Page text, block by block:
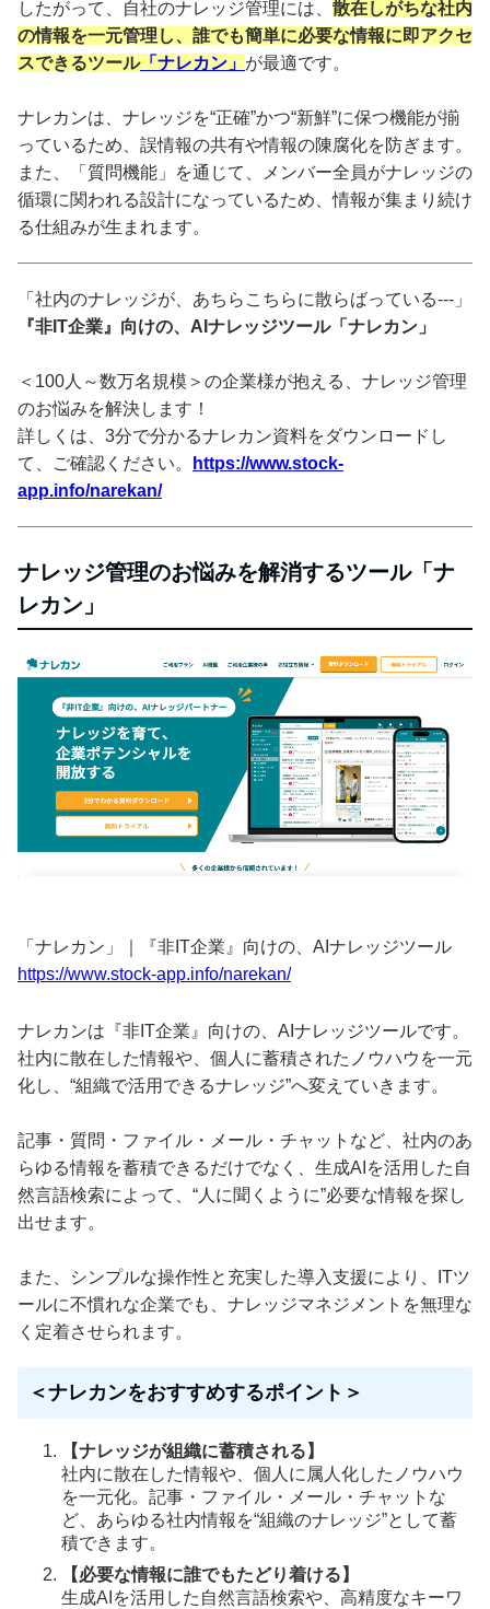
したがって、自社のナレッジ管理には、 散在しがちな社内
の情報を一元管理し、誰でも簡単に必要な情報に即アクセ
スできるツール「ナレカン」 が最適です。
ナレカンは、ナレッジを“正確”かつ“新鮮”に保つ機能が揃
っているため、誤情報の共有や情報の陳腐化を防ぎます。
また、「質問機能」を通じて、メンバー全員がナレッジの
循環に関われる設計になっているため、情報が集まり続け
る仕組みが生まれます。
「社内のナレッジが、あちらこちらに散らばっている---」
『非IT企業』向けの、AIナレッジツール「ナレカン」
＜100人～数万名規模＞の企業様が抱える、ナレッジ管理
のお悩みを解決します！
詳しくは、3分で分かるナレカン資料をダウンロードし
て、ご確認ください。
https://www.stock-
app.info/narekan/
ナレッジ管理のお悩みを解消するツール「ナ
レカン」
「ナレカン」｜『非IT企業』向けの、AIナレッジツール
https://www.stock-app.info/narekan/
ナレカンは『非IT企業』向けの、AIナレッジツールです。
社内に散在した情報や、個人に蓄積されたノウハウを一元
化し、“組織で活用できるナレッジ”へ変えていきます。
記事・質問・ファイル・メール・チャットなど、社内のあ
らゆる情報を蓄積できるだけでなく、生成AIを活用した自
然言語検索によって、“人に聞くように”必要な情報を探し
出せます。
また、シンプルな操作性と充実した導入支援により、ITツ
ールに不慣れな企業でも、ナレッジマネジメントを無理な
く定着させられます。
＜ナレカンをおすすめするポイント＞
【ナレッジが組織に蓄積される】
社内に散在した情報や、個人に属人化したノウハウ
を一元化。記事・ファイル・メール・チャットな
ど、あらゆる社内情報を“組織のナレッジ”として蓄
積できます。
【必要な情報に誰でもたどり着ける】
生成AIを活用した自然言語検索や、高精度なキーワ